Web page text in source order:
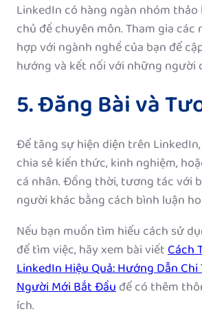
LinkedIn có hàng ngàn nhóm thảo
chủ đề chuyên môn. Tham gia các
hợp với ngành nghề của bạn để
hướng và kết nối với những người
5. Đăng Bài và
Để tăng sự hiện diện trên
chia sẻ kiến thức, kinh nghiệm,
cá nhân. Đồng thời, tương tác với
người khác bằng cách bình luận
Nếu bạn muốn tìm hiểu cách sử
để tìm việc, hãy xem bài viếtCách
LinkedIn Hiệu Quả: Hướng Dẫn
Người Mới Bắt Đầuđể có thêm
ích.